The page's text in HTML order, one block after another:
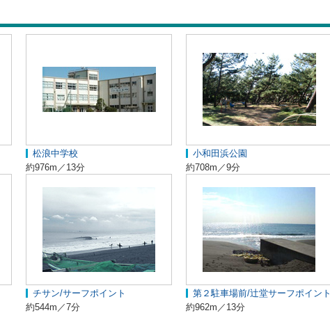
松浪中学校
約976m／13分
小和田浜公園
約708m／9分
チサン/サーフポイント
約544m／7分
第２駐車場前/辻堂サーフポイント
約962m／13分